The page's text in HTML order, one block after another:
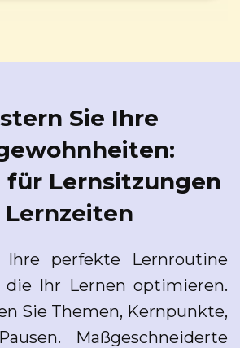
Sie Ihre
für Lernsitzungen
Lernzeiten
Ihre perfekte Lernroutine
die Ihr Lernen optimieren.
Sie Themen, Kernpunkte,
Maßgeschneiderte